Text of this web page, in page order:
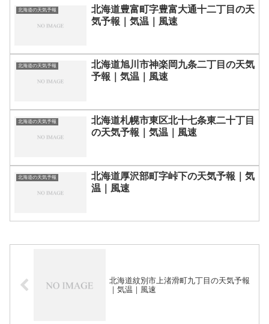
北海道の天気予報
北海道豊富町字豊富大通十二丁目の天
気予報｜気温｜風速
北海道の天気予報
北海道旭川市神楽岡九条二丁目の天気
予報｜気温｜風速
北海道の天気予報
北海道札幌市東区北十七条東二十丁目
の天気予報｜気温｜風速
北海道の天気予報
北海道厚沢部町字峠下の天気予報｜気
温｜風速
北海道紋別市上渚滑町九丁目の天気予報
｜気温｜風速